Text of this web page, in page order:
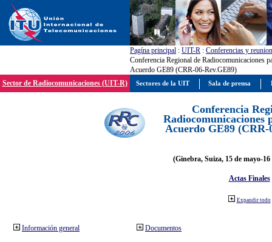
Pagína principal : UIT-R : Conferencias y
Conferencia Regional de Radiocomunicaciones
Acuerdo GE89 (CRR-06-Rev.GE89)
Sector de Radiocomunicaciones (UIT-R)
Conferencia
Radiocomunicaciones
Acuerdo GE89 (CRR-
(Ginebra, Suiza, 15 de mayo-
Actas Finales
Expandir todo
Información general Documentos
Sectores de la UIT Sala de prensa